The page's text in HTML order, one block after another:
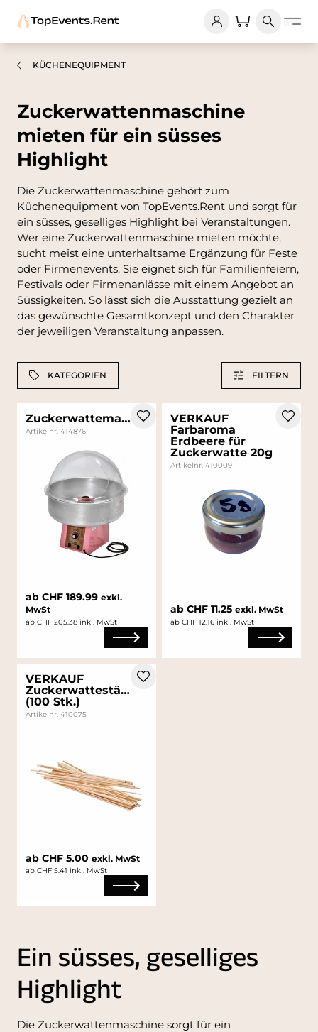
KÜCHENEQUIPMENT
Zuckerwattenmaschine
mieten für ein süsses
Highlight
Die Zuckerwattenmaschine gehört zum
Küchenequipment von TopEvents.Rent und sorgt für
ein süsses, geselliges Highlight bei Veranstaltungen.
Wer eine Zuckerwattenmaschine mieten möchte,
sucht meist eine unterhaltsame Ergänzung für Feste
oder Firmenevents. Sie eignet sich für Familienfeiern,
Festivals oder Firmenanlässe mit einem Angebot an
Süssigkeiten. So lässt sich die Ausstattung gezielt an
das gewünschte Gesamtkonzept und den Charakter
der jeweiligen Veranstaltung anpassen.
KATEGORIEN FILTERN
Zuckerwattemaschine
Artikelnr. 414876
ab CHF 189.99 exkl.
MwSt
ab CHF 205.38 inkl. MwSt
VERKAUF
Farbaroma
Erdbeere für
Zuckerwatte 20g
Artikelnr. 410009
ab CHF 11.25 exkl. MwSt
ab CHF 12.16 inkl. MwSt
VERKAUF
Zuckerwattestäbe
(100 Stk.)
Artikelnr. 410075
ab CHF 5.00 exkl. MwSt
ab CHF 5.41 inkl. MwSt
Ein süsses, geselliges
Highlight
Die Zuckerwattenmaschine sorgt für ein